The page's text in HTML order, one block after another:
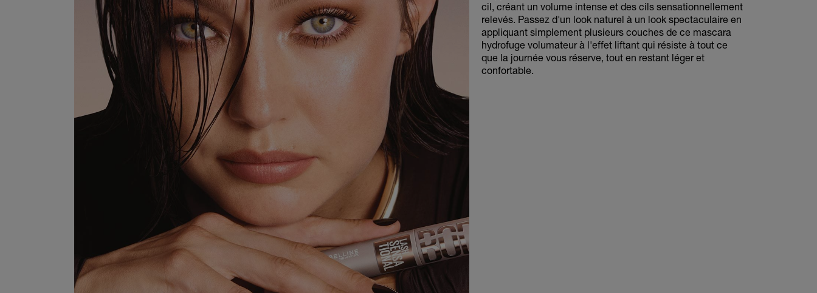
cil, créant un volume intense et des cils sensationnellement
relevés. Passez d'un look naturel à un look spectaculaire en
appliquant simplement plusieurs couches de ce mascara
hydrofuge volumateur à l'effet liftant qui résiste à tout ce
que la journée vous réserve, tout en restant léger et
confortable.